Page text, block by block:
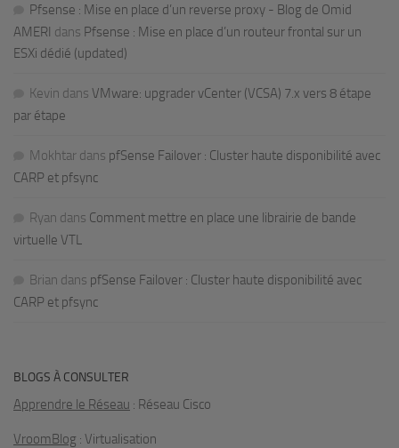
Pfsense : Mise en place d’un reverse proxy - Blog de Omid
AMERI dans Pfsense : Mise en place d’un routeur frontal sur un
ESXi dédié (updated)
Kevin dans VMware: upgrader vCenter (VCSA) 7.x vers 8 étape
par étape
Mokhtar dans pfSense Failover : Cluster haute disponibilité avec
CARP et pfsync
Ryan dans Comment mettre en place une librairie de bande
virtuelle VTL
Brian dans pfSense Failover : Cluster haute disponibilité avec
CARP et pfsync
BLOGS À CONSULTER
Apprendre le Réseau : Réseau Cisco
VroomBlog : Virtualisation